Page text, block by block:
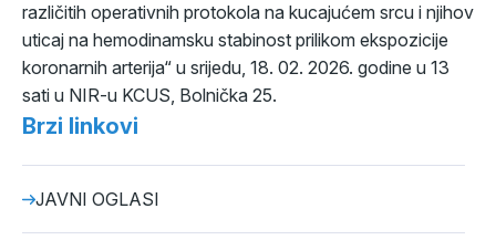
različitih operativnih protokola na kucajućem srcu i njihov
uticaj na hemodinamsku stabinost prilikom ekspozicije
koronarnih arterija“ u srijedu, 18. 02. 2026. godine u 13
sati u NIR-u KCUS, Bolnička 25.
Brzi linkovi
JAVNI OGLASI